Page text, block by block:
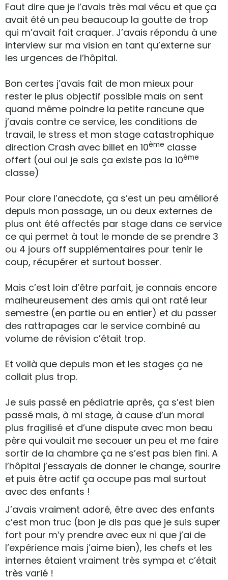
Faut dire que je l’avais très mal vécu et que ça
avait été un peu beaucoup la goutte de trop
qui m’avait fait craquer. J’avais répondu à une
interview sur ma vision en tant qu’externe sur
les urgences de l’hôpital.
Bon certes j’avais fait de mon mieux pour
rester le plus objectif possible mais on sent
quand même poindre la petite rancune que
j’avais contre ce service, les conditions de
travail, le stress et mon stage catastrophique
direction Crash avec billet en 10ème classe
offert (oui oui je sais ça existe pas la 10ème
classe)
Pour clore l’anecdote, ça s’est un peu amélioré
depuis mon passage, un ou deux externes de
plus ont été affectés par stage dans ce service
ce qui permet à tout le monde de se prendre 3
ou 4 jours off supplémentaires pour tenir le
coup, récupérer et surtout bosser.
Mais c’est loin d’être parfait, je connais encore
malheureusement des amis qui ont raté leur
semestre (en partie ou en entier) et du passer
des rattrapages car le service combiné au
volume de révision c’était trop.
Et voilà que depuis mon et les stages ça ne
collait plus trop.
Je suis passé en pédiatrie après, ça s’est bien
passé mais, à mi stage, à cause d’un moral
plus fragilisé et d’une dispute avec mon beau
père qui voulait me secouer un peu et me faire
sortir de la chambre ça ne s’est pas bien fini. A
l’hôpital j’essayais de donner le change, sourire
et puis être actif ça occupe pas mal surtout
avec des enfants !
J’avais vraiment adoré, être avec des enfants
c’est mon truc (bon je dis pas que je suis super
fort pour m’y prendre avec eux ni que j’ai de
l’expérience mais j’aime bien), les chefs et les
internes étaient vraiment très sympa et c’était
très varié !